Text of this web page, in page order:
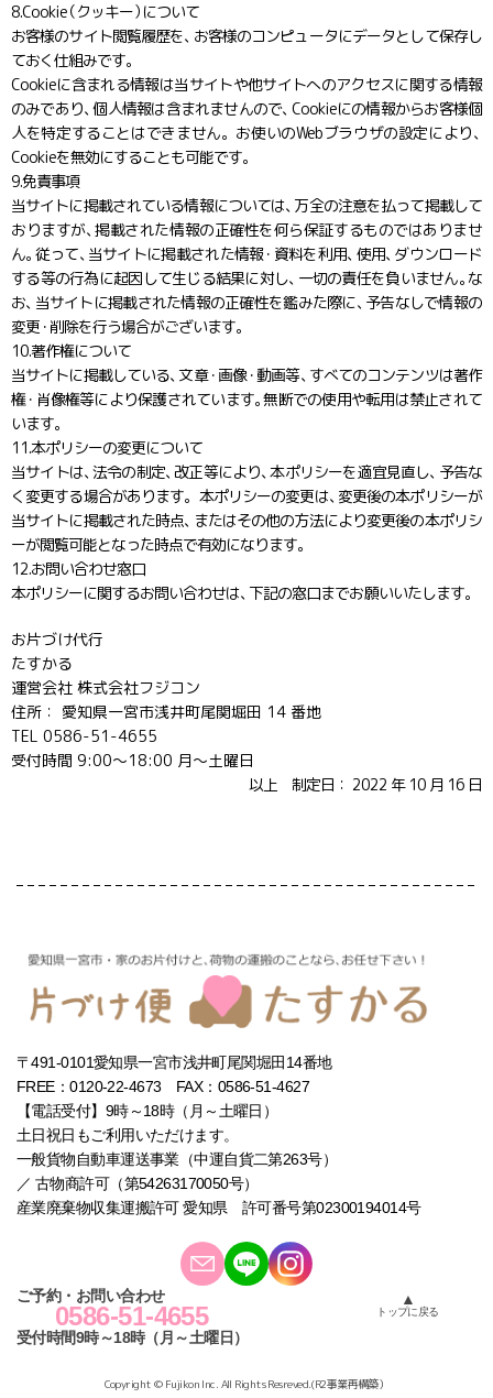
8.Cookie（クッキー）について
お客様のサイト閲覧履歴を、お客様のコンピュータにデータとして保存し
ておく仕組みです。
Cookieに含まれる情報は当サイトや他サイトへのアクセスに関する情報
のみであり、個人情報は含まれませんので、Cookieにの情報からお客様個
人を特定することはできません。お使いのWebブラウザの設定により、
Cookieを無効にすることも可能です。
9.免責事項
当サイトに掲載されている情報については、万全の注意を払って掲載して
おりますが、掲載された情報の正確性を何ら保証するものではありませ
ん。従って、当サイトに掲載された情報・資料を利用、使用、ダウンロード
する等の行為に起因して生じる結果に対し、一切の責任を負いません。な
お、当サイトに掲載された情報の正確性を鑑みた際に、予告なしで情報の
変更・削除を行う場合がございます。
10.著作権について
当サイトに掲載している、文章・画像・動画等、すべてのコンテンツは著作
権・ 肖像権等により保護されています。無断での使用や転用は禁止されて
います。
11.本ポリシーの変更について
当サイトは、法令の制定、改正等により、本ポリシーを適宜見直し、予告な
く変更する場合があります。本ポリシーの変更は、変更後の本ポリシーが
当サイトに掲載された時点、またはその他の方法により変更後の本ポリシ
ーが閲覧可能となった時点で有効になります。
12.お問い合わせ窓口
本ポリシーに関するお問い合わせは、下記の窓口までお願いいたします。
お片づけ代行
たすかる
運営会社 株式会社フジコン
住所： 愛知県一宮市浅井町尾関堀田 14 番地
TEL 0586-51-4655
受付時間 9:00〜18:00 月～土曜日
以上 制定日： 2022 年 10 月 16 日
〒491-0101愛知県一宮市浅井町尾関堀田14番地
FREE：0120-22-4673 FAX：0586-51-4627
【電話受付】9時～18時（月～土曜日）
土日祝日もご利用いただけます。
一般貨物自動車運送事業（中運自貨二第263号）
／ 古物商許可（第54263170050号）
産業廃棄物収集運搬許可 愛知県　許可番号第02300194014号
ご予約・お問い合わせ
0586-51-4655
受付時間9時～18時（月～土曜日）
▲
トップに戻る
Copyright © Fujikon Inc. All Rights Resreved.(R2事業再構築）